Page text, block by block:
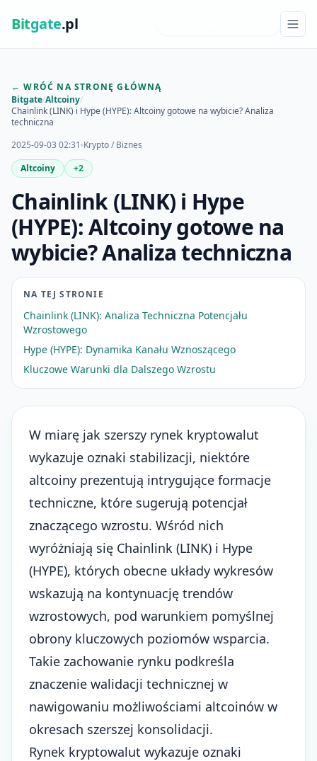
Bitgate.pl
← WRÓĆ NA STRONĘ GŁÓWNĄ
Bitgate/Altcoiny/
Chainlink (LINK) i Hype (HYPE): Altcoiny gotowe na wybicie? Analiza
techniczna
2025-09-03 02:31 Krypto / Biznes
Altcoiny
+2
Chainlink (LINK) i Hype
(HYPE): Altcoiny gotowe na
wybicie? Analiza techniczna
NA TEJ STRONIE
Chainlink (LINK): Analiza Techniczna Potencjału
Wzrostowego
Hype (HYPE): Dynamika Kanału Wznoszącego
Kluczowe Warunki dla Dalszego Wzrostu
W miarę jak szerszy rynek kryptowalut
wykazuje oznaki stabilizacji, niektóre
altcoiny prezentują intrygujące formacje
techniczne, które sugerują potencjał
znaczącego wzrostu. Wśród nich
wyróżniają się Chainlink (LINK) i Hype
(HYPE), których obecne układy wykresów
wskazują na kontynuację trendów
wzrostowych, pod warunkiem pomyślnej
obrony kluczowych poziomów wsparcia.
Takie zachowanie rynku podkreśla
znaczenie walidacji technicznej w
nawigowaniu możliwościami altcoinów w
okresach szerszej konsolidacji.
Rynek kryptowalut wykazuje oznaki